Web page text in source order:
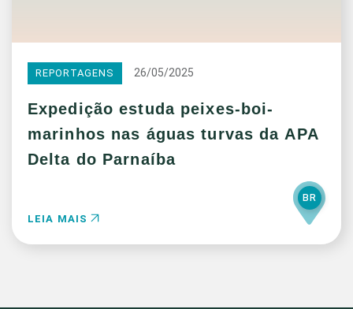
REPORTAGENS 26/05/2025
Expedição estuda peixes-boi-
marinhos nas águas turvas da APA
Delta do Parnaíba
LEIA MAIS
BR